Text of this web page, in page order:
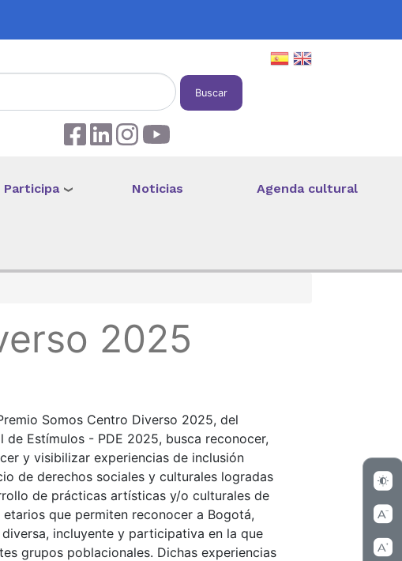
Buscar
Participa Noticias Agenda cultural
2025
Somos Centro Diverso 2025, del
de Estímulos - PDE 2025, busca reconocer,
y visibilizar experiencias de inclusión
de derechos sociales y culturales logradas
de prácticas artísticas y/o culturales de
que permiten reconocer a Bogotá,
incluyente y participativa en la que
grupos poblacionales. Dichas experiencias